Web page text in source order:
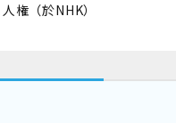
権（於NHK）